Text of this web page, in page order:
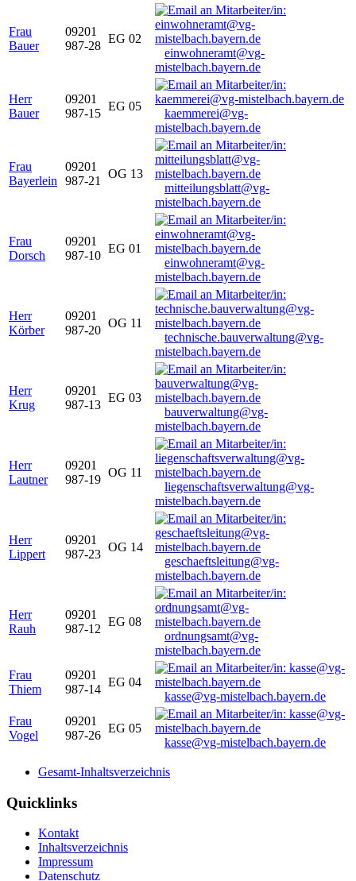
Frau
Bauer
09201
987-28
EG 02
einwohneramt@vg-
mistelbach.bayern.de
Herr
Bauer
09201
987-15
EG 05
kaemmerei@vg-
mistelbach.bayern.de
Frau
Bayerlein
09201
987-21
OG 13
mitteilungsblatt@vg-
mistelbach.bayern.de
Frau
Dorsch
09201
987-10
EG 01
einwohneramt@vg-
mistelbach.bayern.de
Herr
Körber
09201
987-20
OG 11
technische.bauverwaltung@vg-
mistelbach.bayern.de
Herr
Krug
09201
987-13
EG 03
bauverwaltung@vg-
mistelbach.bayern.de
Herr
Lautner
09201
987-19
OG 11
liegenschaftsverwaltung@vg-
mistelbach.bayern.de
Herr
Lippert
09201
987-23
OG 14
geschaeftsleitung@vg-
mistelbach.bayern.de
Herr
Rauh
09201
987-12
EG 08
ordnungsamt@vg-
mistelbach.bayern.de
Frau
Thiem
09201
987-14
EG 04
kasse@vg-mistelbach.bayern.de
Frau
Vogel
09201
987-26
EG 05
kasse@vg-mistelbach.bayern.de
Gesamt-Inhaltsverzeichnis
Quicklinks
Kontakt
Inhaltsverzeichnis
Impressum
Datenschutz